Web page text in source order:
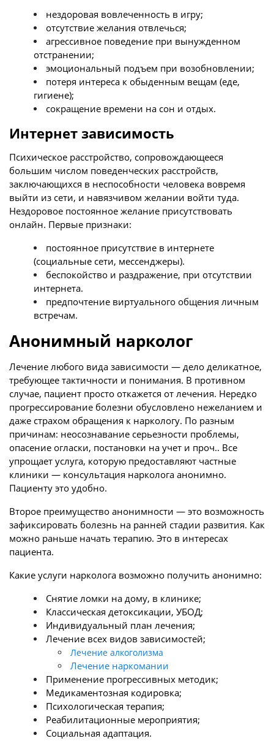
нездоровая вовлеченность в игру;
отсутствие желания отвлечься;
агрессивное поведение при вынужденном
отстранении;
эмоциональный подъем при возобновлении;
потеря интереса к обыденным вещам (еде,
гигиене);
сокращение времени на сон и отдых.
Интернет зависимость
Психическое расстройство, сопровождающееся
большим числом поведенческих расстройств,
заключающихся в неспособности человека вовремя
выйти из сети, и навязчивом желании войти туда.
Нездоровое постоянное желание присутствовать
онлайн. Первые признаки:
постоянное присутствие в интернете
(социальные сети, мессенджеры).
беспокойство и раздражение, при отсутствии
интернета.
предпочтение виртуального общения личным
встречам.
Анонимный нарколог
Лечение любого вида зависимости — дело деликатное,
требующее тактичности и понимания. В противном
случае, пациент просто откажется от лечения. Нередко
прогрессирование болезни обусловлено нежеланием и
даже страхом обращения к наркологу. По разным
причинам: неосознавание серьезности проблемы,
опасение огласки, постановки на учет и проч.. Все
упрощает услуга, которую предоставляют частные
клиники — консультация нарколога анонимно.
Пациенту это удобно.
Второе преимущество анонимности — это возможность
зафиксировать болезнь на ранней стадии развития. Как
можно раньше начать терапию. Это в интересах
пациента.
Какие услуги нарколога возможно получить анонимно:
Снятие ломки на дому, в клинике;
Классическая детоксикации, УБОД;
Индивидуальный план лечения;
Лечение всех видов зависимостей;
Лечение алкоголизма
Лечение наркомании
Применение прогрессивных методик;
Медикаментозная кодировка;
Психологическая терапия;
Реабилитационные мероприятия;
Социальная адаптация.